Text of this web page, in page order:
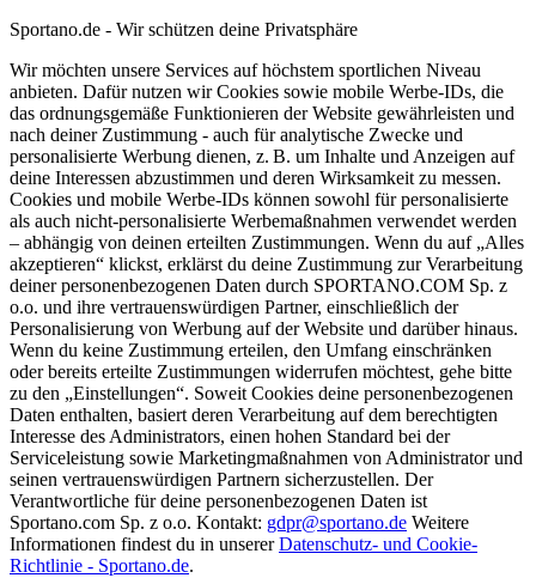
Sportano.de - Wir schützen deine Privatsphäre
Wir möchten unsere Services auf höchstem sportlichen Niveau
anbieten. Dafür nutzen wir Cookies sowie mobile Werbe-IDs, die
das ordnungsgemäße Funktionieren der Website gewährleisten und
nach deiner Zustimmung - auch für analytische Zwecke und
personalisierte Werbung dienen, z. B. um Inhalte und Anzeigen auf
deine Interessen abzustimmen und deren Wirksamkeit zu messen.
Cookies und mobile Werbe-IDs können sowohl für personalisierte
als auch nicht-personalisierte Werbemaßnahmen verwendet werden
– abhängig von deinen erteilten Zustimmungen. Wenn du auf „Alles
akzeptieren“ klickst, erklärst du deine Zustimmung zur Verarbeitung
deiner personenbezogenen Daten durch SPORTANO.COM Sp. z
o.o. und ihre vertrauenswürdigen Partner, einschließlich der
Personalisierung von Werbung auf der Website und darüber hinaus.
Wenn du keine Zustimmung erteilen, den Umfang einschränken
oder bereits erteilte Zustimmungen widerrufen möchtest, gehe bitte
zu den „Einstellungen“. Soweit Cookies deine personenbezogenen
Daten enthalten, basiert deren Verarbeitung auf dem berechtigten
Interesse des Administrators, einen hohen Standard bei der
Serviceleistung sowie Marketingmaßnahmen von Administrator und
seinen vertrauenswürdigen Partnern sicherzustellen. Der
Verantwortliche für deine personenbezogenen Daten ist
Sportano.com Sp. z o.o. Kontakt: gdpr@sportano.de Weitere
Informationen findest du in unsererDatenschutz- und Cookie-
Richtlinie - Sportano.de.